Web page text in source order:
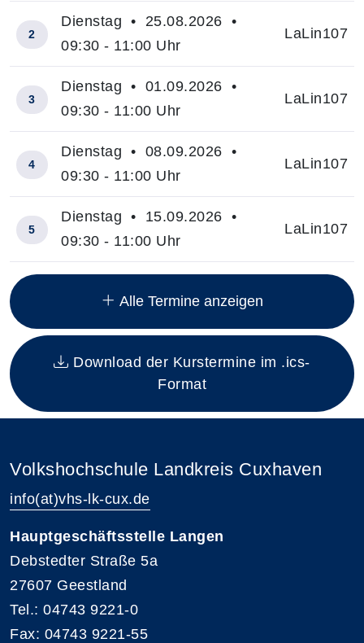
Insgesamt gibt es 15 Termine zum diesen Kurs
2
Dienstag • 25.08.2026 •
09:30 - 11:00 Uhr
LaLin107
3
Dienstag • 01.09.2026 •
09:30 - 11:00 Uhr
LaLin107
4
Dienstag • 08.09.2026 •
09:30 - 11:00 Uhr
LaLin107
5
Dienstag • 15.09.2026 •
09:30 - 11:00 Uhr
LaLin107
Alle Termine anzeigen
Download der Kurstermine im .ics-
Format
Volkshochschule Landkreis Cuxhaven
info(at)vhs-lk-cux.de
Hauptgeschäftsstelle Langen
Debstedter Straße 5a
27607 Geestland
Tel.: 04743 9221-0
Fax: 04743 9221-55